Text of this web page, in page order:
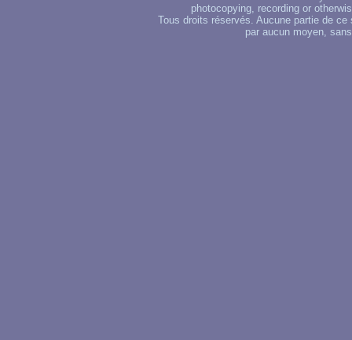
photocopying, recording or
Tous droits réservés. Aucune partie de
par aucun moyen,